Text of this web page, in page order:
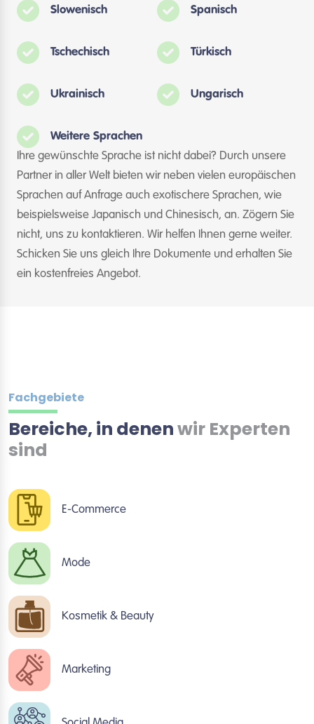
Slowenisch Spanisch
Tschechisch Türkisch
Ukrainisch Ungarisch
Weitere Sprachen
Ihre gewünschte Sprache ist nicht dabei? Durch unsere
Partner in aller Welt bieten wir neben vielen europäischen
Sprachen auf Anfrage auch exotischere Sprachen, wie
beispielsweise Japanisch und Chinesisch, an. Zögern Sie
nicht, uns zu kontaktieren. Wir helfen Ihnen gerne weiter.
Schicken Sie uns gleich Ihre Dokumente und erhalten Sie
ein kostenfreies Angebot.
Fachgebiete
Bereiche, in denenwir Experten
sind
E-Commerce
Mode
Kosmetik & Beauty
Marketing